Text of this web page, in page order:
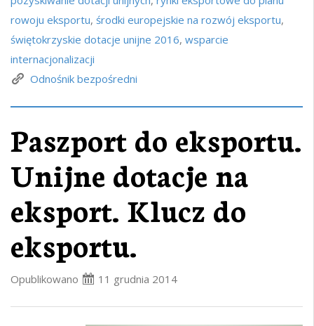
rowoju eksportu, środki europejskie na rozwój eksportu,
świętokrzyskie dotacje unijne 2016, wsparcie
internacjonalizacji
Odnośnik bezpośredni
Paszport do eksportu.
Unijne dotacje na
eksport. Klucz do
eksportu.
Opublikowano 11 grudnia 2014